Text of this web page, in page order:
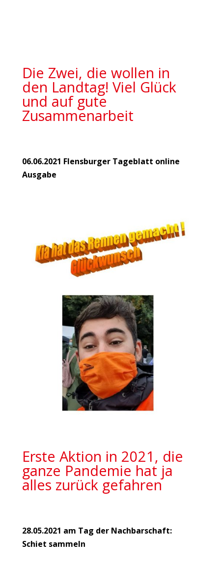
Die Zwei, die wollen in
den Landtag! Viel Glück
und auf gute
Zusammenarbeit
06.06.2021 Flensburger Tageblatt online
Ausgabe
Erste Aktion in 2021, die
ganze Pandemie hat ja
alles zurück gefahren
28.05.2021 am Tag der Nachbarschaft:
Schiet sammeln